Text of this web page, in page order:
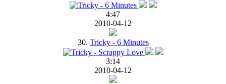
4:47
2010-04-12
30. Tricky - 6 Minutes
3:14
2010-04-12